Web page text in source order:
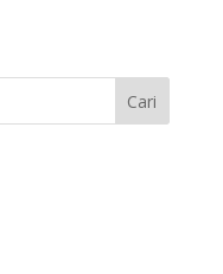
Cari